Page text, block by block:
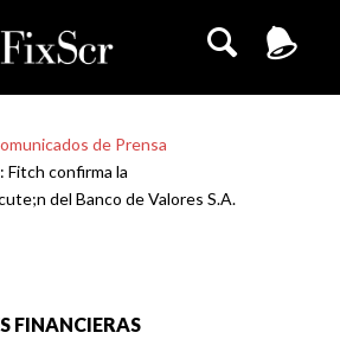
de Prensa
Fitch confirma la
del Banco de Valores S.A.
FINANCIERAS